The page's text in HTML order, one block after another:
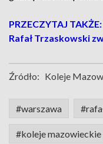
PRZECZYTAJ
Rafał Trzaskowski
Źródło: Koleje
#warszawa
#koleje mazowieckie